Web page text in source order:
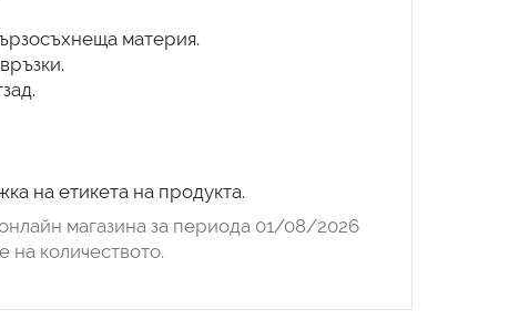
материя.
на етикета на продукта.
магазина за периода 01/08/2026
количеството.